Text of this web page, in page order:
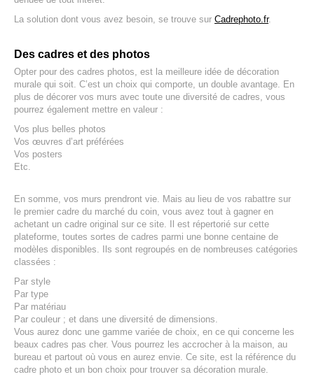
La solution dont vous avez besoin, se trouve sur Cadrephoto.fr.
Des cadres et des photos
Opter pour des cadres photos, est la meilleure idée de décoration
murale qui soit. C’est un choix qui comporte, un double avantage. En
plus de décorer vos murs avec toute une diversité de cadres, vous
pourrez également mettre en valeur :
Vos plus belles photos
Vos œuvres d’art préférées
Vos posters
Etc.
En somme, vos murs prendront vie. Mais au lieu de vos rabattre sur
le premier cadre du marché du coin, vous avez tout à gagner en
achetant un cadre original sur ce site. Il est répertorié sur cette
plateforme, toutes sortes de cadres parmi une bonne centaine de
modèles disponibles. Ils sont regroupés en de nombreuses catégories
classées :
Par style
Par type
Par matériau
Par couleur ; et dans une diversité de dimensions.
Vous aurez donc une gamme variée de choix, en ce qui concerne les
beaux cadres pas cher. Vous pourrez les accrocher à la maison, au
bureau et partout où vous en aurez envie. Ce site, est la référence du
cadre photo et un bon choix pour trouver sa décoration murale.